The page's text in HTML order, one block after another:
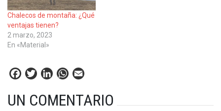
Chalecos de montaña: ¿Qué
ventajas tienen?
2 marzo, 2023
En «Material»
Facebook
TwitterLinkedInWhatsApp
UN COMENTARIO